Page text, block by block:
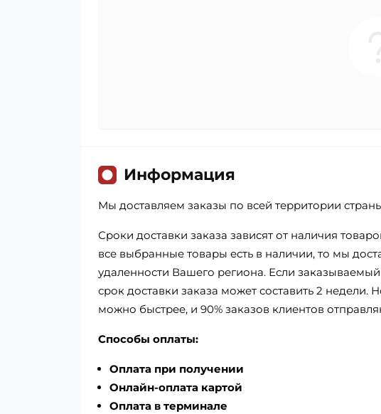
Информация
Мы доставляем заказы по всей территории
Сроки доставки заказа зависят от наличия
все выбранные товары есть в наличии, то мы
удаленности Вашего региона. Если
срок доставки заказа может составить 2 недели.
можно быстрее, и 90% заказов клиентов
Способы оплаты:
Оплата при получении
Онлайн-оплата картой
Оплата в терминале